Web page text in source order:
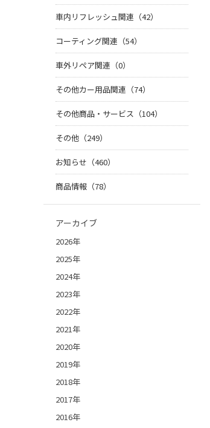
車内リフレッシュ関連（42）
コーティング関連（54）
車外リペア関連（0）
その他カー用品関連（74）
その他商品・サービス（104）
その他（249）
お知らせ（460）
商品情報（78）
アーカイブ
2026年
2025年
2024年
2023年
2022年
2021年
2020年
2019年
2018年
2017年
2016年